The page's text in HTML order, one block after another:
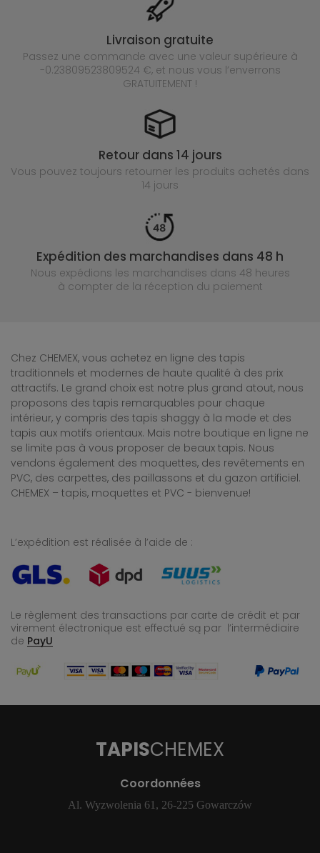
Livraison gratuite
Passez une commande avec une valeur supérieure à
-0.23809523809524 €, et nous vous l’enverrons
GRATUITEMENT !
Retour dans 14 jours
Vous pouvez toujours retourner les produits achetés dans
14 jours
Expédition des marchandises dans 48 h
Nous expédions les marchandises dans 48 heures
à compter de la réception du paiement
Chez CHEMEX, vous achetez en ligne des tapis
traditionnels et modernes de haute qualité à des prix
attractifs. Le grand choix est notre plus grand atout, nous
proposons des tapis remarquables pour chaque
intérieur, y compris des tapis shaggy à la mode et des
tapis aux motifs orientaux. Mais notre boutique en ligne ne
se limite pas à vous proposer de beaux tapis. Nous
vendons également des moquettes, des revêtements en
PVC, des carpettes, des paillassons et du gazon artificiel.
CHEMEX – tapis, moquettes et PVC - bienvenue!
L’expédition est réalisée à l’aide de :
Le règlement des transactions par carte de crédit et par
virement électronique est effectué są par l’intermédiaire
de PayU
TAPISCHEMEX
Coordonnées
Al. Wyzwolenia 61, 26-225 Gowarczów